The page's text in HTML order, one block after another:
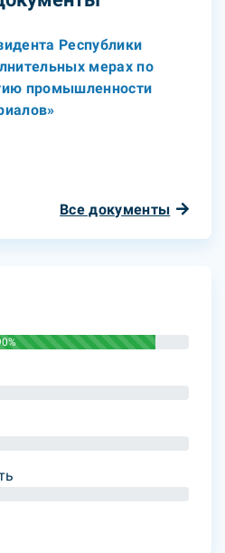
Республики
мерах по
промышленности
Все документы